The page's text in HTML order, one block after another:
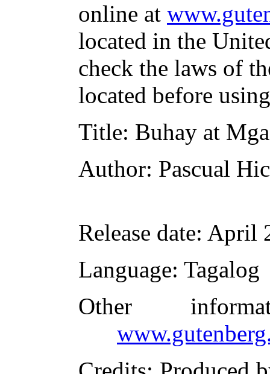
online at
located in the
check the laws of
located before
Title: Buhay at
Author: Pascual
Release date: April
Language: Tagalog
Other